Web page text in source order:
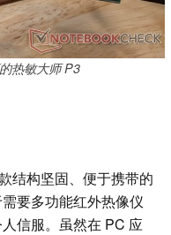
热敏大师 P3
结构坚固、便于携带的
要多功能红外热像仪
信服。虽然在 PC 应